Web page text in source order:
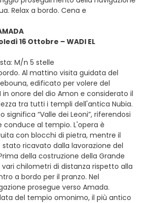
Relax a bordo. Cena e
16 Ottobre – WADI EL
M/n 5 stelle
Al mattino visita guidata del
edificato per volere del
in onore del dio Amon e considerato il
tra tutti i templi dell'antica Nubia.
significa “Valle dei Leoni”, riferendosi
conduce al tempio. L'opera è
con blocchi di pietra, mentre il
ricavato dalla lavorazione del
della costruzione della Grande
chilometri di distanza rispetto alla
a bordo per il pranzo. Nel
prosegue verso Amada.
del tempio omonimo, il più antico